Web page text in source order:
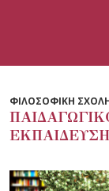
ΦΙΛΟΣΟΦΙΚΗ